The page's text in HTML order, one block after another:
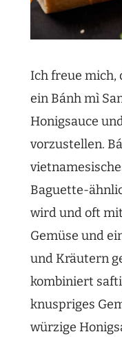
Ich freue mich,
ein Bánh mì
Honigsauce
vorzustellen.
Baguette-
wird und oft
Gemüse und
und Kräutern
kombiniert
knuspriges
würzige